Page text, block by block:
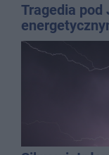
Tragedia pod
mężczyzny